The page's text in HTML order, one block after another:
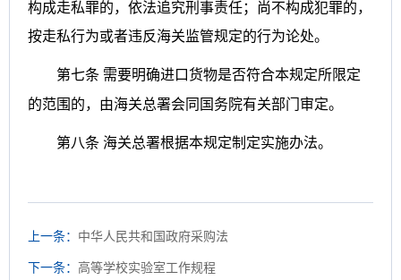
构成走私罪的，依法追究刑事责任；尚不构成犯罪的，
按走私行为或者违反海关监管规定的行为论处。
第七条 需要明确进口货物是否符合本规定所限定
的范围的，由海关总署会同国务院有关部门审定。
第八条 海关总署根据本规定制定实施办法。
上一条： 中华人民共和国政府采购法
下一条： 高等学校实验室工作规程